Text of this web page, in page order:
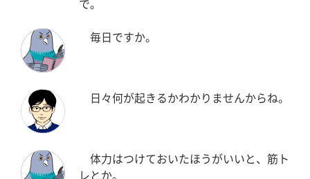
で。
毎日ですか。
日々何が起きるかわかりませんからね。
体力はつけておいたほうがいいと、筋ト
レとか。